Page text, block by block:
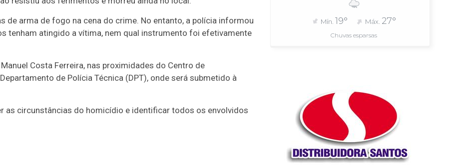
de arma de fogo na cena do crime. No entanto, a polícia informou
tenham atingido a vítima, nem qual instrumento foi efetivamente
Costa Ferreira, nas proximidades do Centro de
de Polícia Técnica (DPT), onde será submetido à
as circunstâncias do homicídio e identificar todos os envolvidos
Mín. 19° Máx. 27°
Chuvas esparsas